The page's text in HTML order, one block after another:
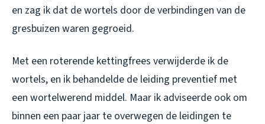
en zag ik dat de wortels door de verbindingen van de
gresbuizen waren gegroeid.
Met een roterende kettingfrees verwijderde ik de
wortels, en ik behandelde de leiding preventief met
een wortelwerend middel. Maar ik adviseerde ook om
binnen een paar jaar te overwegen de leidingen te